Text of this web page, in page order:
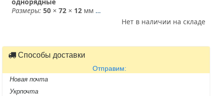
однорядные
Размеры: 50 ×72 × 12 мм …
Нет в наличии на складе
Способы доставки
Отправим:
Новая почта
Укрпочта